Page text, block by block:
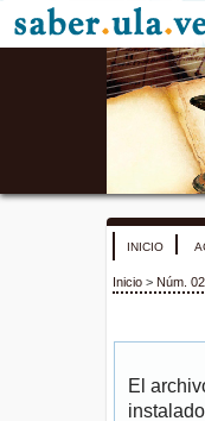
INICIO
Inicio > Núm.
El